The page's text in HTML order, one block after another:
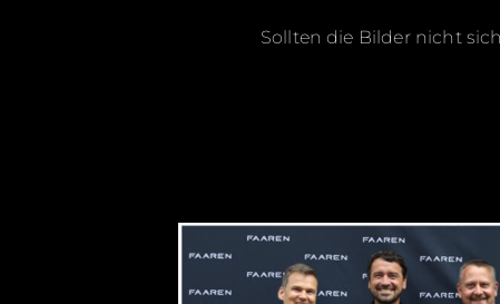
Sollten die Bilder nicht